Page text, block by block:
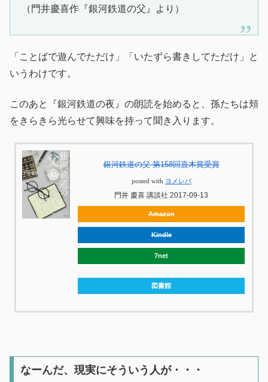
（門井慶喜作『銀河鉄道の父』より）
「ことばで遊んでただけ」「いたずら書きしてただけ」と
いうわけです。
このあと『銀河鉄道の夜』の朗読を始めると、孫たちは頬
をきらきら光らせて興味を持って聞き入ります。
銀河鉄道の父 第158回直木賞受賞
posted with ヨメレバ
門井 慶喜 講談社 2017-09-13
Amazon
Kindle
7net
図書館
なーんだ、現実にそういう人が・・・